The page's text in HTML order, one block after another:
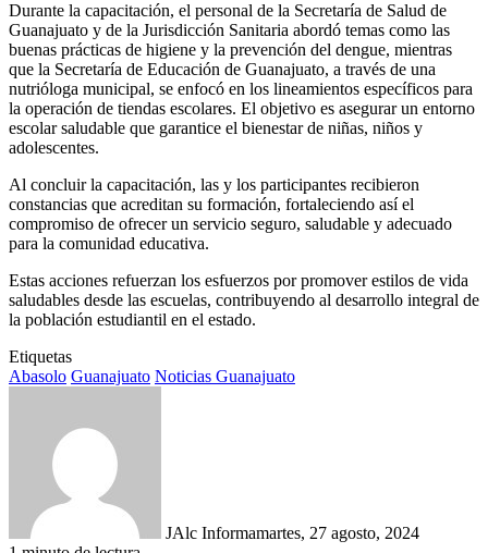
Durante la capacitación, el personal de la Secretaría de Salud de
Guanajuato y de la Jurisdicción Sanitaria abordó temas como las
buenas prácticas de higiene y la prevención del dengue, mientras
que la Secretaría de Educación de Guanajuato, a través de una
nutrióloga municipal, se enfocó en los lineamientos específicos para
la operación de tiendas escolares. El objetivo es asegurar un entorno
escolar saludable que garantice el bienestar de niñas, niños y
adolescentes.
Al concluir la capacitación, las y los participantes recibieron
constancias que acreditan su formación, fortaleciendo así el
compromiso de ofrecer un servicio seguro, saludable y adecuado
para la comunidad educativa.
Estas acciones refuerzan los esfuerzos por promover estilos de vida
saludables desde las escuelas, contribuyendo al desarrollo integral de
la población estudiantil en el estado.
Etiquetas
Abasolo Guanajuato Noticias Guanajuato
JAlc Informamartes, 27 agosto, 2024